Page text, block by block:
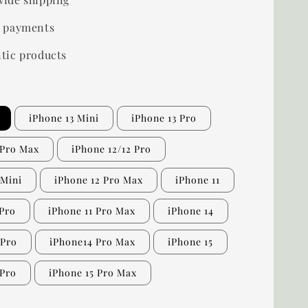
payments
products
iPhone 13 Mini iPhone 13 Pro
Max iPhone 12/12 Pro
iPhone 12 Pro Max iPhone 11
iPhone 11 Pro Max iPhone 14
iPhone14 Pro Max iPhone 15
iPhone 15 Pro Max